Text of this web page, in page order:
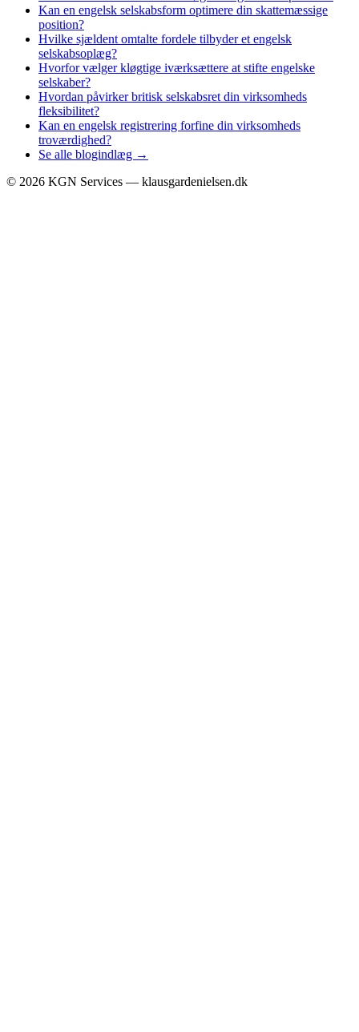
Kan en engelsk selskabsform optimere din skattemæssige
position?
Hvilke sjældent omtalte fordele tilbyder et engelsk
selskabsoplæg?
Hvorfor vælger kløgtige iværksættere at stifte engelske
selskaber?
Hvordan påvirker britisk selskabsret din virksomheds
fleksibilitet?
Kan en engelsk registrering forfine din virksomheds
troværdighed?
Se alle blogindlæg →
© 2026 KGN Services — klausgardenielsen.dk